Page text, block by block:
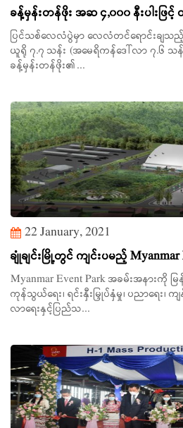
ခန့်မှန်းတန်ဖိုး အဆ ၄,၀၀၀ နီးပါးဖြ
ပြင်သစ်လေလံပွဲမှာ လေလံတင်ရောင်းချ
ယူရို ၇.၇ သန်း (အမေရိကန်ဒေါ်လာ ၇.၆ သန်း
ခန့်မှန်းတန်ဖိုး၏...
22 January, 2021
ချုံချင်းမြို့တွင် ကျင်းပမည့် Myanmar
Myanmar Event Park အခမ်းအနားကို မြ
ကုန်သွယ်ရေး၊ ရင်းနှီးမြှုပ်နှံမှု၊ ပညာရေး၊ ကျ
လာရေးနှင့်ပြည်သ...